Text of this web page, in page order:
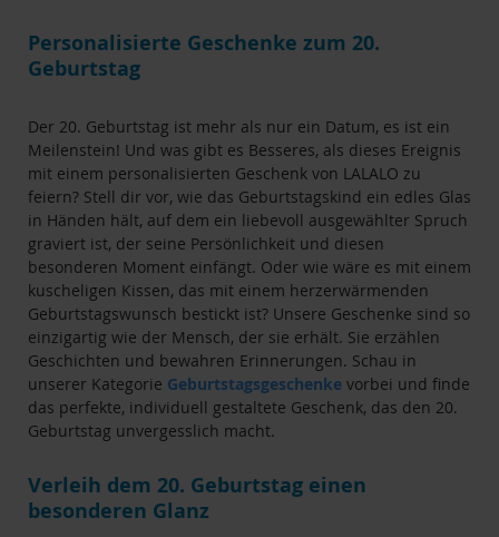
Personalisierte Geschenke zum 20.
Geburtstag
Der 20. Geburtstag ist mehr als nur ein Datum, es ist ein
Meilenstein! Und was gibt es Besseres, als dieses Ereignis
mit einem personalisierten Geschenk von LALALO zu
feiern? Stell dir vor, wie das Geburtstagskind ein edles Glas
in Händen hält, auf dem ein liebevoll ausgewählter Spruch
graviert ist, der seine Persönlichkeit und diesen
besonderen Moment einfängt. Oder wie wäre es mit einem
kuscheligen Kissen, das mit einem herzerwärmenden
Geburtstagswunsch bestickt ist? Unsere Geschenke sind so
einzigartig wie der Mensch, der sie erhält. Sie erzählen
Geschichten und bewahren Erinnerungen. Schau in
unserer Kategorie Geburtstagsgeschenke vorbei und finde
das perfekte, individuell gestaltete Geschenk, das den 20.
Geburtstag unvergesslich macht.
Verleih dem 20. Geburtstag einen
besonderen Glanz